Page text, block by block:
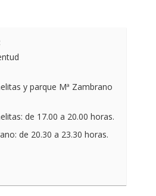
y parque Mª Zambrano
de 17.00 a 20.00 horas.
de 20.30 a 23.30 horas.